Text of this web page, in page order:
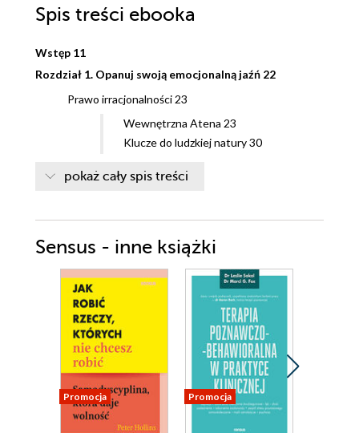
Spis treści ebooka
Wstęp 11
Rozdział 1. Opanuj swoją emocjonalną jaźń 22
Prawo irracjonalności 23
Wewnętrzna Atena 23
Klucze do ludzkiej natury 30
tendencyjności 36
zaogniających 40
Etap trzeci: strategie rozbudzania
racjonalnej jaźni 45
Rozdział 2. Przekształć miłość własną w empatię 50
Prawo narcyzmu 51
Narcystyczne spektrum 51
Cztery przykłady osobowości
narcystycznych 61
Rozdział 3. Dostrzegaj, co się kryje za maskami innych
Prawo odgrywania ról 79
pokaż cały spis treści
Sensus - inne książki
Promocja Promocja